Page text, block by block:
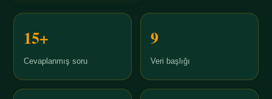
15+
Cevaplanmış soru
9
Veri başlığı